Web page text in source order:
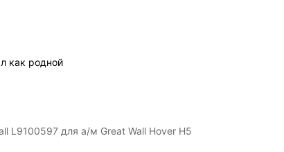
как родной
L9100597 для а/м Great Wall Hover H5